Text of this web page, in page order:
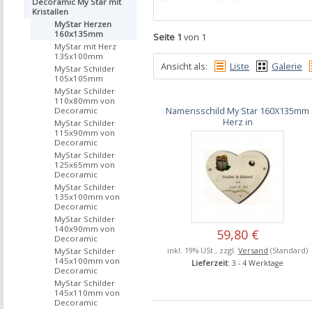
Seite 1 von 1
Ansicht als: Liste Galerie
Namensschild My Star 160X135mm
Herz in
59,80 €
inkl. 19% USt., zzgl.Versand (Standard)
Lieferzeit: 3 - 4 Werktage
Kristallen
MyStar Herzen
160x135mm
MyStar mit Herz
135x100mm
MyStar Schilder
105x105mm
MyStar Schilder
110x80mm von
Decoramic
MyStar Schilder
115x90mm von
Decoramic
MyStar Schilder
125x65mm von
Decoramic
MyStar Schilder
135x100mm von
Decoramic
MyStar Schilder
140x90mm von
Decoramic
MyStar Schilder
145x100mm von
Decoramic
MyStar Schilder
145x110mm von
Decoramic